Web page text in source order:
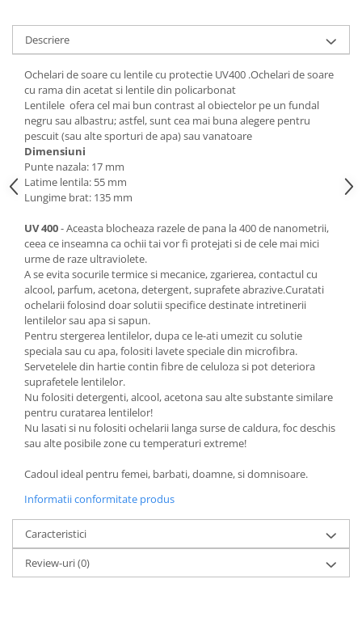
Descriere
Ochelari de soare cu lentile cu protectie UV400 .Ochelari de soare
cu rama din acetat si lentile din policarbonat
Lentilele ofera cel mai bun contrast al obiectelor pe un fundal
negru sau albastru; astfel, sunt cea mai buna alegere pentru
pescuit (sau alte sporturi de apa) sau vanatoare
Dimensiuni
Punte nazala: 17 mm
Latime lentila: 55 mm
Lungime brat: 135 mm
UV 400- Aceasta blocheaza razele de pana la 400 de nanometrii,
ceea ce inseamna ca ochii tai vor fi protejati si de cele mai mici
urme de raze ultraviolete.
A se evita socurile termice si mecanice, zgarierea, contactul cu
alcool, parfum, acetona, detergent, suprafete abrazive.Curatati
ochelarii folosind doar solutii specifice destinate intretinerii
lentilelor sau apa si sapun.
Pentru stergerea lentilelor, dupa ce le-ati umezit cu solutie
speciala sau cu apa, folositi lavete speciale din microfibra.
Servetelele din hartie contin fibre de celuloza si pot deteriora
suprafetele lentilelor.
Nu folositi detergenti, alcool, acetona sau alte substante similare
pentru curatarea lentilelor!
Nu lasati si nu folositi ochelarii langa surse de caldura, foc deschis
sau alte posibile zone cu temperaturi extreme!
Cadoul ideal pentru femei, barbati, doamne, si domnisoare.
Informatii conformitate produs
Caracteristici
Review-uri(0)